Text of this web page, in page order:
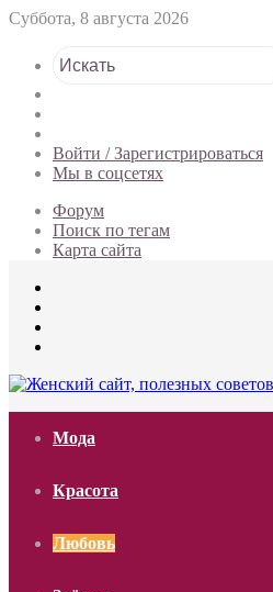
Суббота, 8 августа 2026
статья
Войти / Зарегистрироваться
Мы в соцсетях
Форум
Поиск по тегам
Карта сайта
Мода
Красота
Любовь